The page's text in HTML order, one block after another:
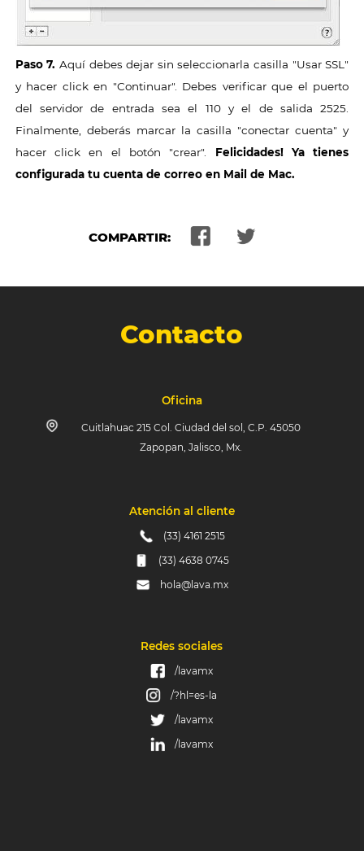
Paso 7. Aquí debes dejar sin seleccionarla casilla "Usar SSL"
y hacer click en "Continuar". Debes verificar que el puerto
del servidor de entrada sea el 110 y el de salida 2525.
Finalmente, deberás marcar la casilla "conectar cuenta" y
hacer click en el botón "crear". Felicidades! Ya tienes
configurada tu cuenta de correo en Mail de Mac.
COMPARTIR:
Contacto
Oficina
Cuitlahuac 215 Col. Ciudad del sol, C.P. 45050
Zapopan, Jalisco, Mx.
Atención al cliente
(33) 4161 2515
(33) 4638 0745
hola@lava.mx
Redes sociales
/lavamx
/?hl=es-la
/lavamx
/lavamx